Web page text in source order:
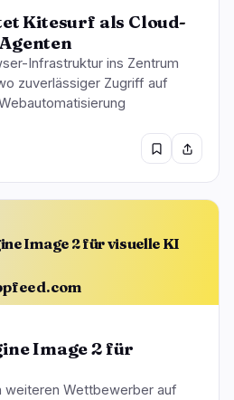
Kitesurf als Cloud-
Infrastruktur ins Zentrum
zuverlässiger Zugriff auf
Image 2 für visuelle KI
Image 2 für
weiteren Wettbewerber auf